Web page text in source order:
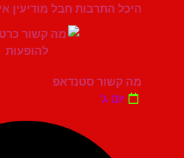
היכל התרבות חבל מודיעין
מה קשור סטנדאפ
יום ג'